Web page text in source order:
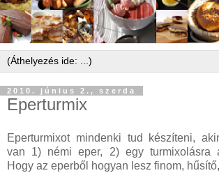
2010. június 2., szerda
Eperturmix
Eperturmixot mindenki tud készíteni,
van 1) némi eper, 2) egy turmixolásra
Hogy az eperből hogyan lesz finom,